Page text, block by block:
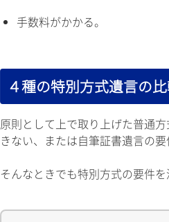
手数料がかかる。
４種の特別方式遺言の
原則として上で取り上げた普通
きない、または自筆証書遺言の
そんなときでも特別方式の要件